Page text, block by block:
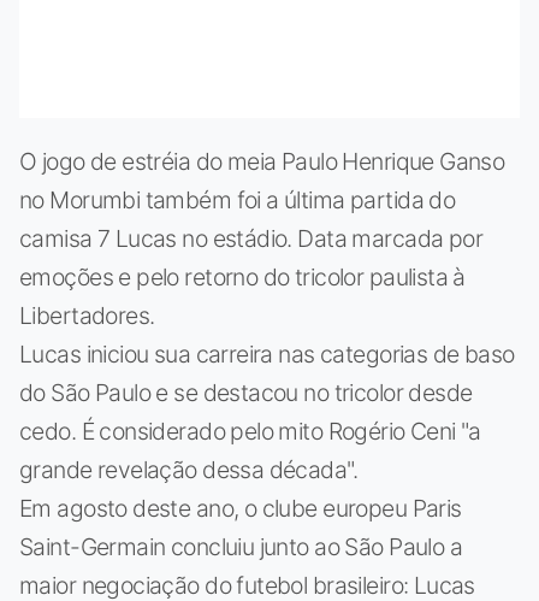
O jogo de estréia do meia Paulo Henrique Ganso
no Morumbi também foi a última partida do
camisa 7 Lucas no estádio. Data marcada por
emoções e pelo retorno do tricolor paulista à
Libertadores.
Lucas iniciou sua carreira nas categorias de baso
do São Paulo e se destacou no tricolor desde
cedo. É considerado pelo mito Rogério Ceni "a
grande revelação dessa década".
Em agosto deste ano, o clube europeu Paris
Saint-Germain concluiu junto ao São Paulo a
maior negociação do futebol brasileiro: Lucas